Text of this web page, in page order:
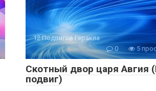
12 Подвигов Геракла
0
5
Скотный двор царя Авгия
подвиг)